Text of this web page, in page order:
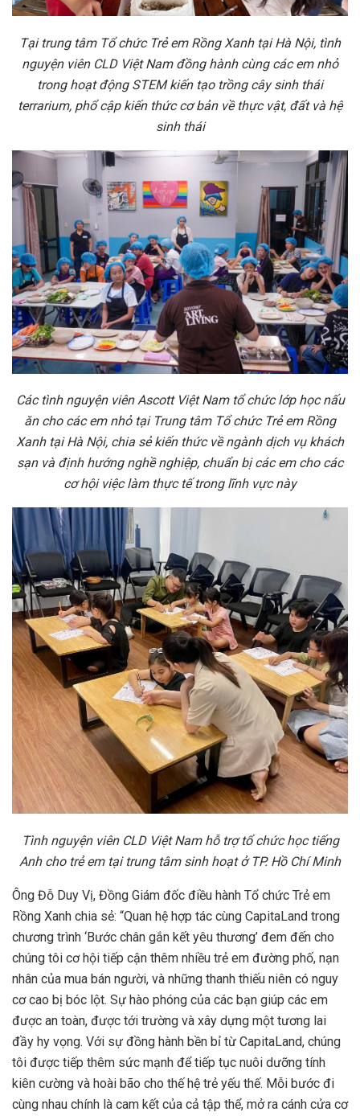
Tại trung tâm Tổ chức Trẻ em Rồng Xanh tại Hà Nội, tình
nguyện viên CLD Việt Nam đồng hành cùng các em nhỏ
trong hoạt động STEM kiến tạo trồng cây sinh thái
terrarium, phổ cập kiến thức cơ bản về thực vật, đất và hệ
sinh thái
Các tình nguyện viên Ascott Việt Nam tổ chức lớp học nấu
ăn cho các em nhỏ tại Trung tâm Tổ chức Trẻ em Rồng
Xanh tại Hà Nội, chia sẻ kiến thức về ngành dịch vụ khách
sạn và định hướng nghề nghiệp, chuẩn bị các em cho các
cơ hội việc làm thực tế trong lĩnh vực này
Tình nguyện viên CLD Việt Nam hỗ trợ tổ chức học tiếng
Anh cho trẻ em tại trung tâm sinh hoạt ở TP. Hồ Chí Minh
Ông Đỗ Duy Vị, Đồng Giám đốc điều hành Tổ chức Trẻ em
Rồng Xanh chia sẻ: “Quan hệ hợp tác cùng CapitaLand trong
chương trình ‘Bước chân gắn kết yêu thương’ đem đến cho
chúng tôi cơ hội tiếp cận thêm nhiều trẻ em đường phố, nạn
nhân của mua bán người, và những thanh thiếu niên có nguy
cơ cao bị bóc lột. Sự hào phóng của các bạn giúp các em
được an toàn, được tới trường và xây dựng một tương lai
đầy hy vọng. Với sự đồng hành bền bỉ từ CapitaLand, chúng
tôi được tiếp thêm sức mạnh để tiếp tục nuôi dưỡng tính
kiên cường và hoài bão cho thế hệ trẻ yếu thế. Mỗi bước đi
cùng nhau chính là cam kết của cả tập thể, mở ra cánh cửa cơ